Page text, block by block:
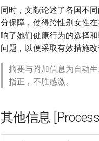
同时，文献论述了各国不
分保障，使得跨性别女性
响了她们健康行为的选择
问题，以便采取有效措施
摘要与附加信息为自动
指正，不胜感激。
其他信息